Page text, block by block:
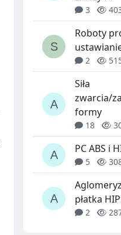
3
Roboty
2
Siła
zwarcia/
formy
18
PC ABS i
5
płatka
2